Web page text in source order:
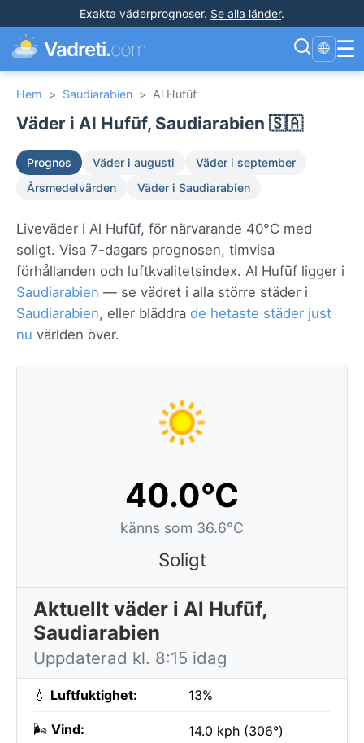
Exakta väderprognoser. Se alla länder.
Vadreti.com 🌐 ☰
Hem > Saudiarabien > Al Hufūf
Väder i Al Hufūf, Saudiarabien 🇸🇦
Prognos Väder i augusti
Väder i september
Årsmedelvärden
Väder i Saudiarabien
Liveväder i Al Hufūf, för närvarande 40°C med
soligt. Visa 7-dagars prognosen, timvisa
förhållanden och luftkvalitetsindex. Al Hufūf ligger i
Saudiarabien — se vädret i alla större städer i
Saudiarabien, eller bläddra de hetaste städer just
nu världen över.
40.0°C
känns som 36.6°C
Soligt
Aktuellt väder i Al Hufūf,
Saudiarabien
Uppdaterad kl. 8:15 idag
💧 Luftfuktighet: 13%
🌬️ Vind: 14.0 kph (306°)